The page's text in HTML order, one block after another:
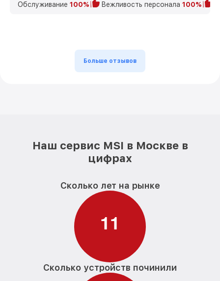
Обслуживание 100% Вежливость персонала 100%
Больше отзывов
Наш сервис MSI в Москве в
цифрах
Сколько лет на рынке
11
Сколько устройств починили